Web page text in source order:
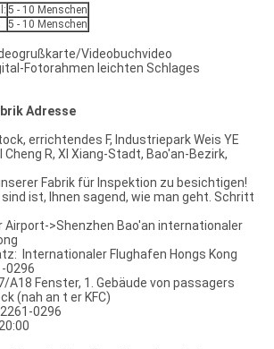
5 - 10 Menschen
5 - 10 Menschen
Videobuchvideo
Fotorahmen leichten Schlages
Adresse
errichtendes F, Industriepark Weis YE
Cheng R, XI Xiang-Stadt, Bao'an-Bezirk,
Fabrik für Inspektion zu besichtigen!
sind ist, Ihnen sagend, wie man geht. Schritt
Airport->Shenzhen Bao'an internationaler
Internationaler Flughafen Hongs Kong
0296
A18 Fenster, 1. Gebäude von passagers
(nah an t er KFC)
0296